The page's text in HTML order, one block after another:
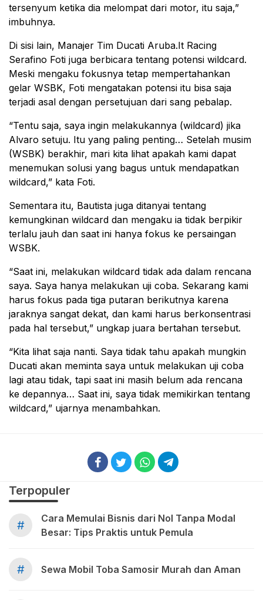
tersenyum ketika dia melompat dari motor, itu saja,”
imbuhnya.
Di sisi lain, Manajer Tim Ducati Aruba.It Racing
Serafino Foti juga berbicara tentang potensi wildcard.
Meski mengaku fokusnya tetap mempertahankan
gelar WSBK, Foti mengatakan potensi itu bisa saja
terjadi asal dengan persetujuan dari sang pebalap.
“Tentu saja, saya ingin melakukannya (wildcard) jika
Alvaro setuju. Itu yang paling penting… Setelah musim
(WSBK) berakhir, mari kita lihat apakah kami dapat
menemukan solusi yang bagus untuk mendapatkan
wildcard,” kata Foti.
Sementara itu, Bautista juga ditanyai tentang
kemungkinan wildcard dan mengaku ia tidak berpikir
terlalu jauh dan saat ini hanya fokus ke persaingan
WSBK.
“Saat ini, melakukan wildcard tidak ada dalam rencana
saya. Saya hanya melakukan uji coba. Sekarang kami
harus fokus pada tiga putaran berikutnya karena
jaraknya sangat dekat, dan kami harus berkonsentrasi
pada hal tersebut,” ungkap juara bertahan tersebut.
“Kita lihat saja nanti. Saya tidak tahu apakah mungkin
Ducati akan meminta saya untuk melakukan uji coba
lagi atau tidak, tapi saat ini masih belum ada rencana
ke depannya… Saat ini, saya tidak memikirkan tentang
wildcard,” ujarnya menambahkan.
Terpopuler
#
Cara Memulai Bisnis dari Nol Tanpa Modal
Besar: Tips Praktis untuk Pemula
# Sewa Mobil Toba Samosir Murah dan Aman